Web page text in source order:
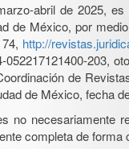
abril de 2025,
de México, por
http://
203,
de
de México, fecha
no
completa de